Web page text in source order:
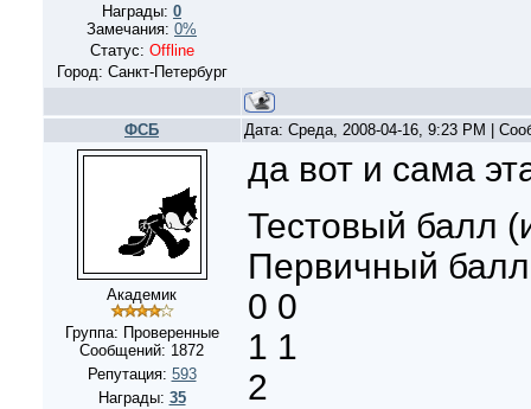
Награды: 0
Замечания: 0%
Статус: Offline
Город: Санкт-Петербург
ФСБ Дата: Среда, 2008-04-16, 9:23 PM |
Академик
Группа: Проверенные
Сообщений: 1872
Репутация: 593
Награды: 35
да вот и сама
Тестовый балл
Первичный балл
0 0
1 1
2